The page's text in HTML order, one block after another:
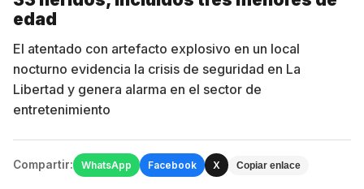
edad
El atentado con artefacto explosivo en un local
nocturno evidencia la crisis de seguridad en La
Libertad y genera alarma en el sector de
entretenimiento
Compartir: WhatsApp Facebook X Copiar enlace